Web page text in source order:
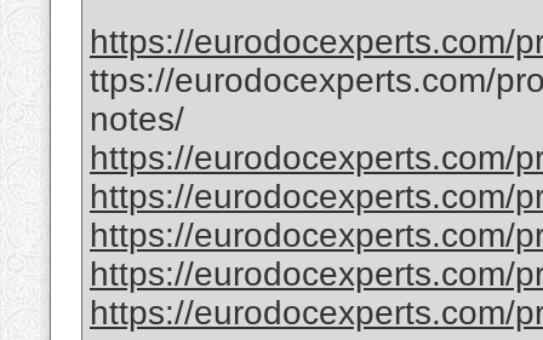
https://eurodocexperts.com/
ttps://eurodocexperts.com/
notes/
https://eurodocexperts.com/
https://eurodocexperts.com/
https://eurodocexperts.com/
https://eurodocexperts.com/
https://eurodocexperts.com/